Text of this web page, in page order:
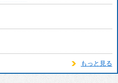
もっと見る